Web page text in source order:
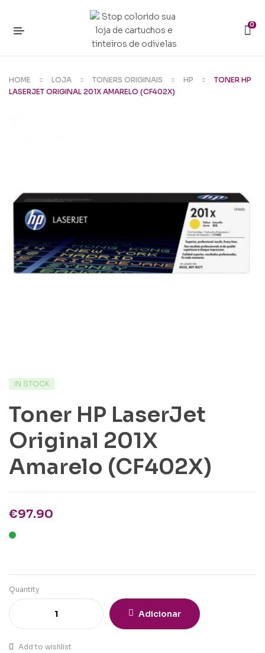
0
HOME LOJA TONERS ORIGINAIS HP
TONER HP
LASERJET ORIGINAL 201X AMARELO (CF402X)
IN STOCK
Toner HP LaserJet
Original 201X
Amarelo (CF402X)
€97.90
Quantity
Adicionar
Add to wishlist